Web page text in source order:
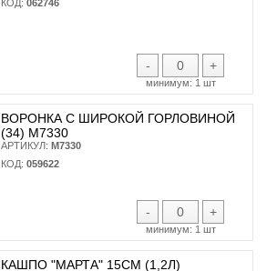
КОД: 062746
- +
минимум: 1 шт
ВОРОНКА С ШИРОКОЙ ГОРЛОВИНОЙ
(34) М7330
АРТИКУЛ: М7330
КОД: 059622
- +
минимум: 1 шт
КАШПО "МАРТА" 15СМ (1,2Л)